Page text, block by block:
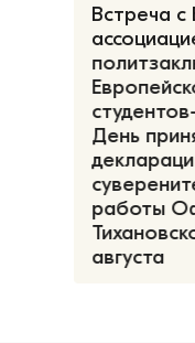
Встреча с
День
работы
августа